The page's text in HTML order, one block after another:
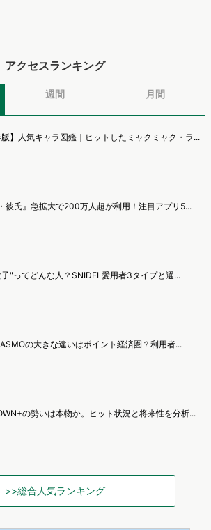
アクセスランキング
週間 月間
版】人気キャラ図鑑｜ヒットしたミャクミャク・ラ...
彼氏』急拡大で200万人超が利用！注目アプリ5...
"ってどんな人？SNIDEL愛用者3タイプと選...
の大きな違いはポイント経済圏？利用者...
の勢いは本物か。ヒット状況と将来性を分析...
>>総合人気ランキング